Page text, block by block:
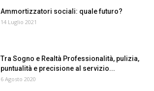
Ammortizzatori sociali: quale futuro?
14 Luglio 2021
Tra Sogno e Realtà Professionalità, pulizia,
puntualità e precisione al servizio...
6 Agosto 2020